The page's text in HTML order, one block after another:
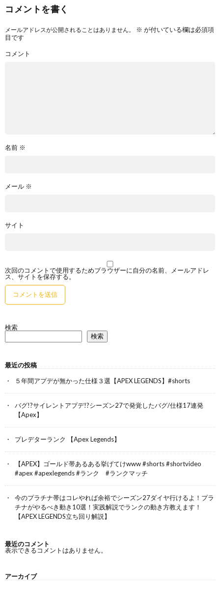
コメントを書く
メールアドレスが公開されることはありません。 ※ が付いている欄は必須項
目です
コメント
名前 ※
メール ※
サイト
次回のコメントで使用するためブラウザーに自分の名前、メールアドレ
ス、サイトを保存する。
検索
検索
最近の投稿
５年間アプデが無かった仕様３選【APEX LEGENDS】#shorts
バグ!?サイレントアプデ!?シーズン27で発覚したバグ/仕様17連発
【Apex】
プレデターランク 【Apex Legends】
【APEX】ゴールド帯あるある挙げてけwww #shorts #shortvideo
#apex #apexlegends #ランク #ランクマッチ
今のプラチナ帯はコレやれば余裕でシーズン27ダイヤ行けるよ！プラ
チナがやるべき動き10選！実践解説でランクの動き方教えます！
【APEX LEGENDS立ち回り解説】
最近のコメント
表示できるコメントはありません。
アーカイブ